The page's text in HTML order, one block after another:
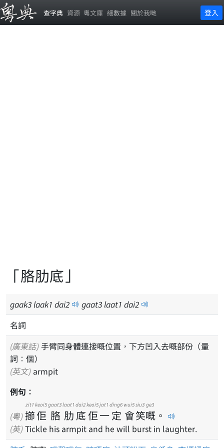
查字典 資源 粵文庫 細數據 關於我哋 登入
「胳肋底」
gaak3laak1 dai2 gaat3laat1 dai2
名詞
(廣東話)
詞：個）
(英文) armpit
例句：
(粵) 擳
zit1
佢
keoi5
胳
gaat3
肋
laat1
底
dai2
佢
keoi5
一
jat1
定
ding6
會
wui5
笑
siu3
嘅
ge3
。
(英) Tickle his armpit and he will burst in laughter.